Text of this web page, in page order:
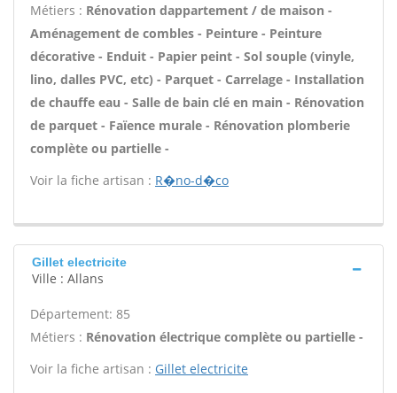
Métiers : Rénovation dappartement / de maison -
Aménagement de combles - Peinture - Peinture
décorative - Enduit - Papier peint - Sol souple (vinyle,
lino, dalles PVC, etc) - Parquet - Carrelage - Installation
de chauffe eau - Salle de bain clé en main - Rénovation
de parquet - Faïence murale - Rénovation plomberie
complète ou partielle -
Voir la fiche artisan : R�no-d�co
Gillet electricite
Ville : Allans
Département: 85
Métiers : Rénovation électrique complète ou partielle -
Voir la fiche artisan : Gillet electricite